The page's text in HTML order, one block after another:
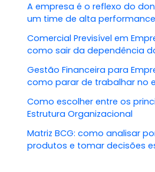
A empresa é o reflexo do
um time de alta
Comercial Previsível em
como sair da dependência
Gestão Financeira para
como parar de trabalhar no
Como escolher entre os
Estrutura Organizacional
Matriz BCG: como analisar
produtos e tomar decisões